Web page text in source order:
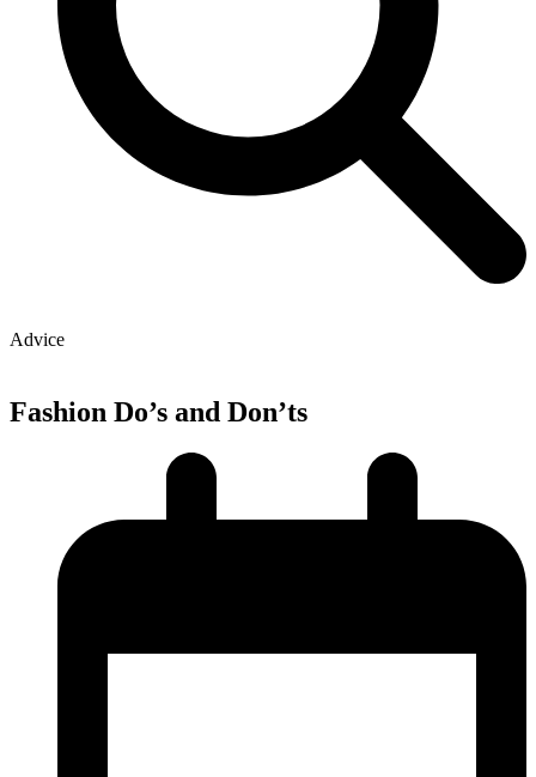
Advice
Fashion Do’s and Don’ts